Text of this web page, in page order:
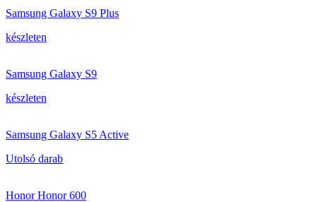
Samsung Galaxy S9 Plus
készleten
Samsung Galaxy S9
készleten
Samsung Galaxy S5 Active
Utolsó darab
Honor Honor 600